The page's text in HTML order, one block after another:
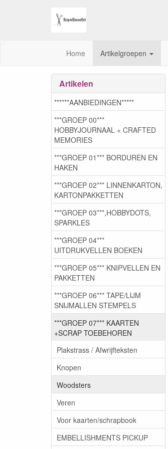
Home Artikelgroepen
Artikelen
******AANBIEDINGEN*****
***GROEP 00***
HOBBYJOURNAAL + CRAFTED
MEMORIES
***GROEP 01*** BORDUREN EN
HAKEN
***GROEP 02*** LINNENKARTON,
KARTONPAKKETTEN
***GROEP 03***,HOBBYDOTS,
SPARKLES
***GROEP 04***
UITDRUKVELLEN BOEKEN
***GROEP 05*** KNIPVELLEN EN
PAKKETTEN
***GROEP 06*** TAPE/LIJM
SNIJMALLEN STEMPELS
***GROEP 07*** KAARTEN
+SCRAP TOEBEHOREN
Plakstrass / Afwrijfteksten
Knopen
Woodsters
Veren
Voor kaarten/schrapbook
EMBELLISHMENTS PICKUP